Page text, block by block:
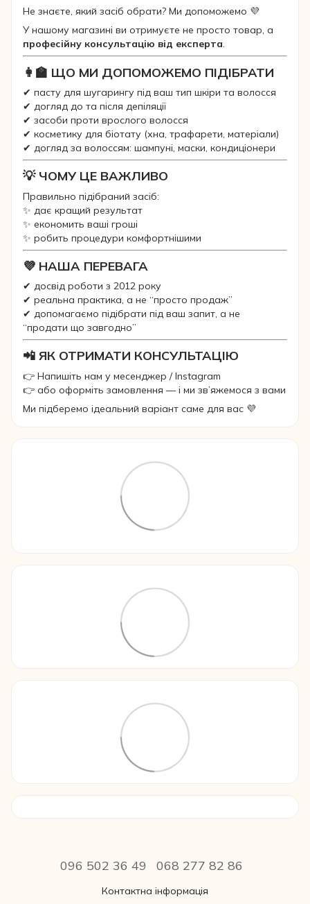
Не знаєте, який засіб обрати? Ми допоможемо 💜
У нашому магазині ви отримуєте не просто товар, а
професійну консультацію від експерта.
👩‍🏫 ЩО МИ ДОПОМОЖЕМО ПІДІБРАТИ
✔ пасту для шугарингу під ваш тип шкіри та волосся
✔ догляд до та після депіляції
✔ засоби проти врослого волосся
✔ косметику для біотату (хна, трафарети, матеріали)
✔ догляд за волоссям: шампуні, маски, кондиціонери
💡 ЧОМУ ЦЕ ВАЖЛИВО
Правильно підібраний засіб:
✨ дає кращий результат
✨ економить ваші гроші
✨ робить процедури комфортнішими
💜 НАША ПЕРЕВАГА
✔ досвід роботи з 2012 року
✔ реальна практика, а не “просто продаж”
✔ допомагаємо підібрати під ваш запит, а не
“продати що завгодно”
📲 ЯК ОТРИМАТИ КОНСУЛЬТАЦІЮ
👉 Напишіть нам у месенджер / Instagram
👉 або оформіть замовлення — і ми зв’яжемося з вами
Ми підберемо ідеальний варіант саме для вас 💜
096 502 36 49 068 277 82 86
Контактна інформація